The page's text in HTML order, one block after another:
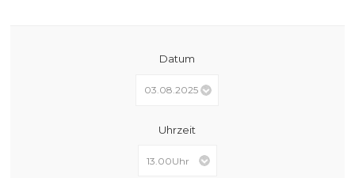
Datum
Uhrzeit